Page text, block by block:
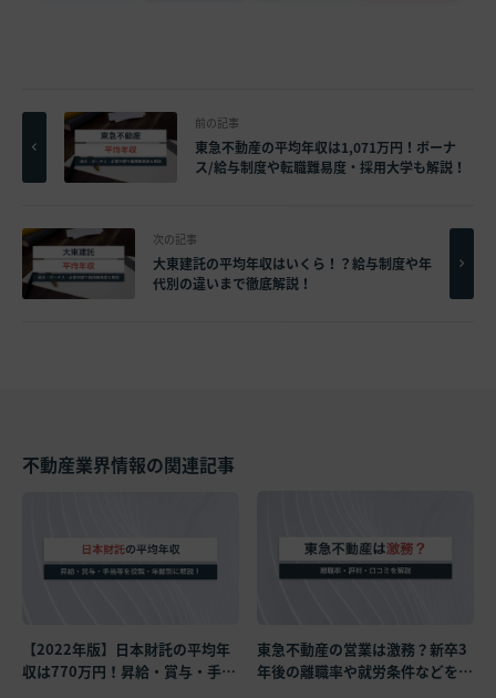
前の記事
東急不動産の平均年収は1,071万円！ボーナ
ス/給与制度や転職難易度・採用大学も解説！
次の記事
大東建託の平均年収はいくら！？給与制度や年
代別の違いまで徹底解説！
不動産業界情報の関連記事
【2022年版】日本財託の平均年
収は770万円！昇給・賞与・手当
東急不動産の営業は激務？新卒3
年後の離職率や就労条件などを解